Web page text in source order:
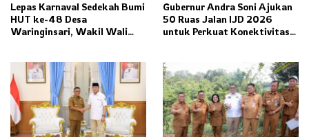
Lepas Karnaval Sedekah Bumi
HUT ke-48 Desa
Waringinsari, Wakil Wali
Pelestarian Budaya
Gubernur Andra Soni Ajukan
50 Ruas Jalan IJD 2026
untuk Perkuat Konektivitas